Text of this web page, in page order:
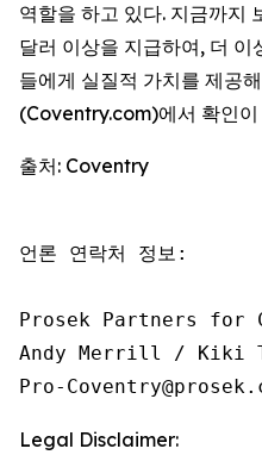
역할을 하고 있다. 지금까지
달러 이상을 지급하여, 더 이
들에게 실질적 가치를 제공
(Coventry.com)에서 확인이
출처: Coventry
언론 연락처 정보:
Prosek Partners for
Andy Merrill / Kiki
Pro-
Legal Disclaimer: